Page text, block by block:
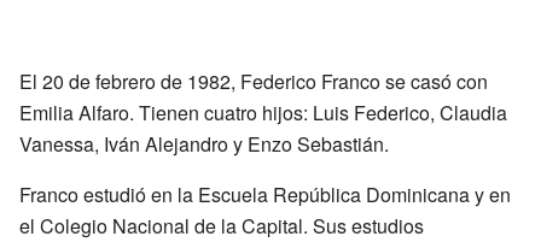
El 20 de febrero de 1982, Federico Franco se casó con
Emilia Alfaro. Tienen cuatro hijos: Luis Federico, Claudia
Vanessa, Iván Alejandro y Enzo Sebastián.
Franco estudió en la Escuela República Dominicana y en
el Colegio Nacional de la Capital. Sus estudios